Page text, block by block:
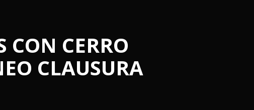
CON CERRO
CLAUSURA